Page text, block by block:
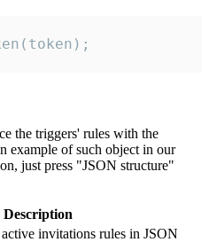
the triggers' rules with the
example of such object in our
just press "JSON structure"
Description
invitations rules in JSON